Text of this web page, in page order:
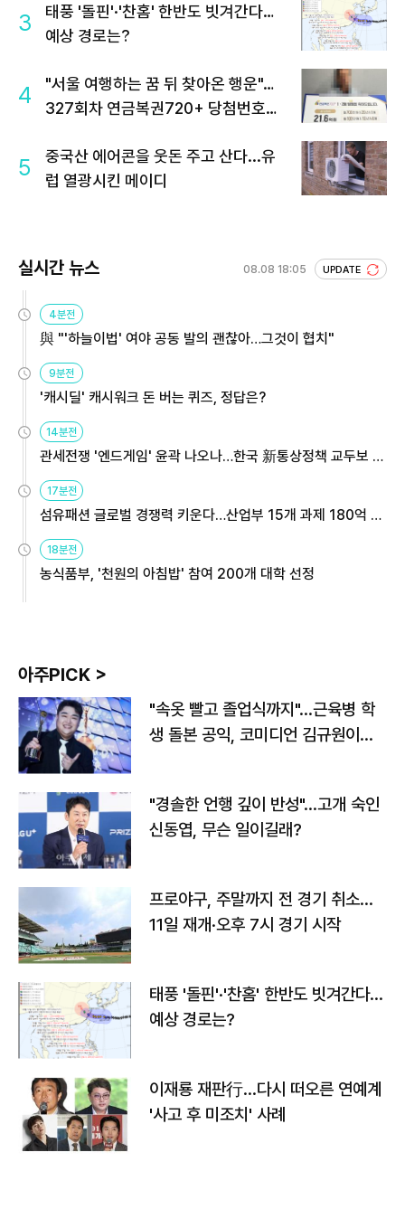
3
태풍 '돌핀'·'찬홈' 한반도 빗겨간다…
예상 경로는?
4
"서울 여행하는 꿈 뒤 찾아온 행운"…
327회차 연금복권720+ 당첨번호조
5
중국산 에어콘을 웃돈 주고 산다...유
럽 열광시킨 메이디
실시간 뉴스 08.08 18:05 UPDATE
4분전
與 "'하늘이법' 여야 공동 발의 괜찮아…그것이 협치"
9분전
'캐시딜' 캐시워크 돈 버는 퀴즈, 정답은?
14분전
관세전쟁 '엔드게임' 윤곽 나오나…한국 新통상정책 교두보 활
17분전
섬유패션 글로벌 경쟁력 키운다…산업부 15개 과제 180억 지
18분전
농식품부, '천원의 아침밥' 참여 200개 대학 선정
아주PICK >
"속옷 빨고 졸업식까지"…근육병 학
생 돌본 공익, 코미디언 김규원이었
"경솔한 언행 깊이 반성"…고개 숙인
신동엽, 무슨 일이길래?
프로야구, 주말까지 전 경기 취소…
11일 재개·오후 7시 경기 시작
태풍 '돌핀'·'찬홈' 한반도 빗겨간다…
예상 경로는?
이재룡 재판行…다시 떠오른 연예계
'사고 후 미조치' 사례